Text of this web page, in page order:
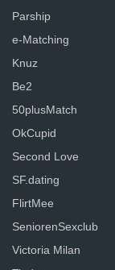
Parship
e-Matching
Knuz
Be2
50plusMatch
OkCupid
Second Love
SF.dating
FlirtMee
SeniorenSexclub
Victoria Milan